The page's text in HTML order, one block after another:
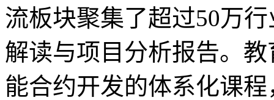
流板块聚集了超过50万
解读与项目分析报告。
能合约开发的体系化课